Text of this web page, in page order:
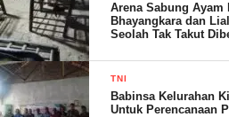
Arena Sabung Ayam
Bhayangkara dan
Seolah Tak Takut
TNI
Babinsa Kelurahan
Untuk Perencanaan